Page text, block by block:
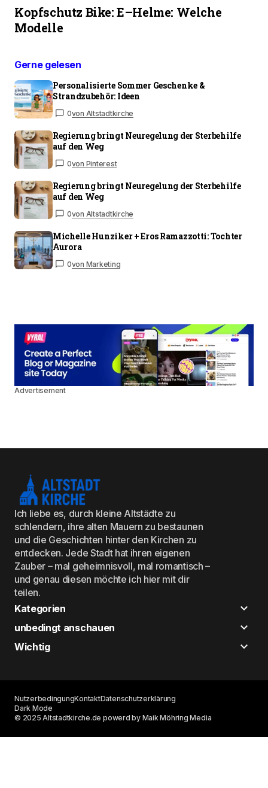
Kopfschutz Bike: E–Helme: Welche
Modelle
Gerne gelesen
Personalisierte Sommer Geschenke &
Strandzubehör: Ideen
0von Altstadtkirche
Regierung bringt Neuregelung der Sterbehilfe
auf den Weg
0von Pinterest
Regierung bringt Neuregelung der Sterbehilfe
auf den Weg
0von Altstadtkirche
Michelle Hunziker + Eros Ramazzotti: Tochter
Aurora
0von Marketing
Advertisement
Ich liebe es, durch kleine Altstädte zu
schlendern, ihre alten Mauern zu bestaunen
und die Geschichten hinter den Kirchen zu
entdecken. Jede Stadt hat ihren eigenen
Zauber – mal geheimnisvoll, mal romantisch –
und genau diesen möchte ich hier mit dir
teilen.
Kategorien
unbedingt anschauen
Wichtig
© 2025 Altstadtkirche.de powerd by Maik Möhring Media
NutzerbedingungKontaktDatenschutzerklärung
Dark Mode